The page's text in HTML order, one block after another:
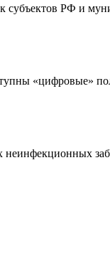
субъектов РФ и